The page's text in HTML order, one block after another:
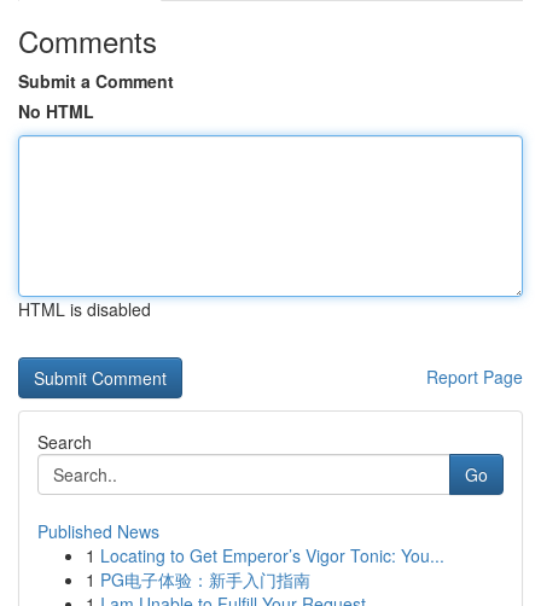
Comments
Submit a Comment
No HTML
HTML is disabled
Report Page
Search
Go
Published News
1 Locating to Get Emperor’s Vigor Tonic: You...
1 PG电子体验：新手入门指南